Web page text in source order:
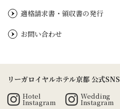
適格請求書・領収書の発行
お問い合わせ
リーガロイヤルホテル京都 公式SNS
Hotel
Instagram
Wedding
Instagram